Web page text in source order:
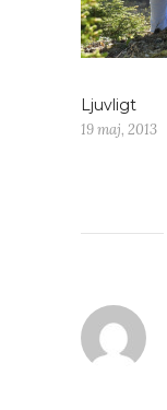
Ljuvligt
19 maj, 2013